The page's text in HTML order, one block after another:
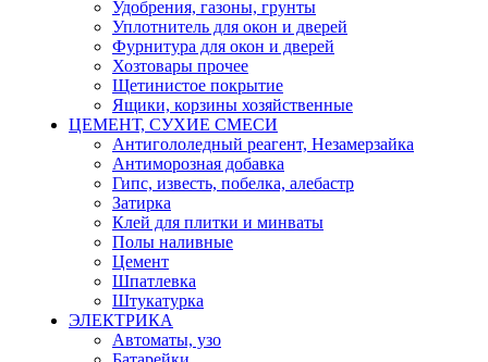
Удобрения, газоны, грунты
Уплотнитель для окон и дверей
Фурнитура для окон и дверей
Хозтовары прочее
Щетинистое покрытие
Ящики, корзины хозяйственные
ЦЕМЕНТ, СУХИЕ СМЕСИ
Антигололедный реагент, Незамерзайка
Антиморозная добавка
Гипс, известь, побелка, алебастр
Затирка
Клей для плитки и минваты
Полы наливные
Цемент
Шпатлевка
Штукатурка
ЭЛЕКТРИКА
Автоматы, узо